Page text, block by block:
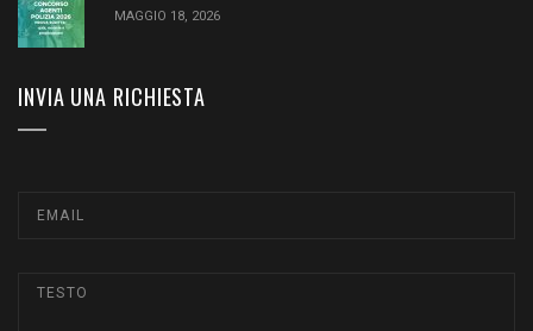
MAGGIO 18, 2026
INVIA UNA RICHIESTA